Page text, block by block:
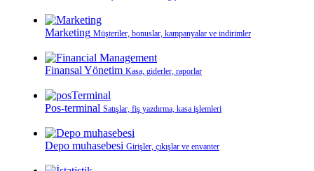
Marketing Müşteriler, bonuslar, kampanyalar ve indirimler
Finansal Yönetim Kasa, giderler, raporlar
Pos-terminal Satışlar, fiş yazdırma, kasa işlemleri
Depo muhasebesi Girişler, çıkışlar ve envanter